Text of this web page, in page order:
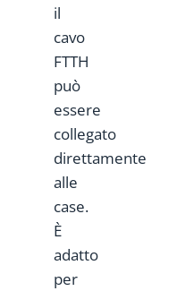
il
cavo
FTTH
può
essere
collegato
direttamente
alle
case.
È
adatto
per